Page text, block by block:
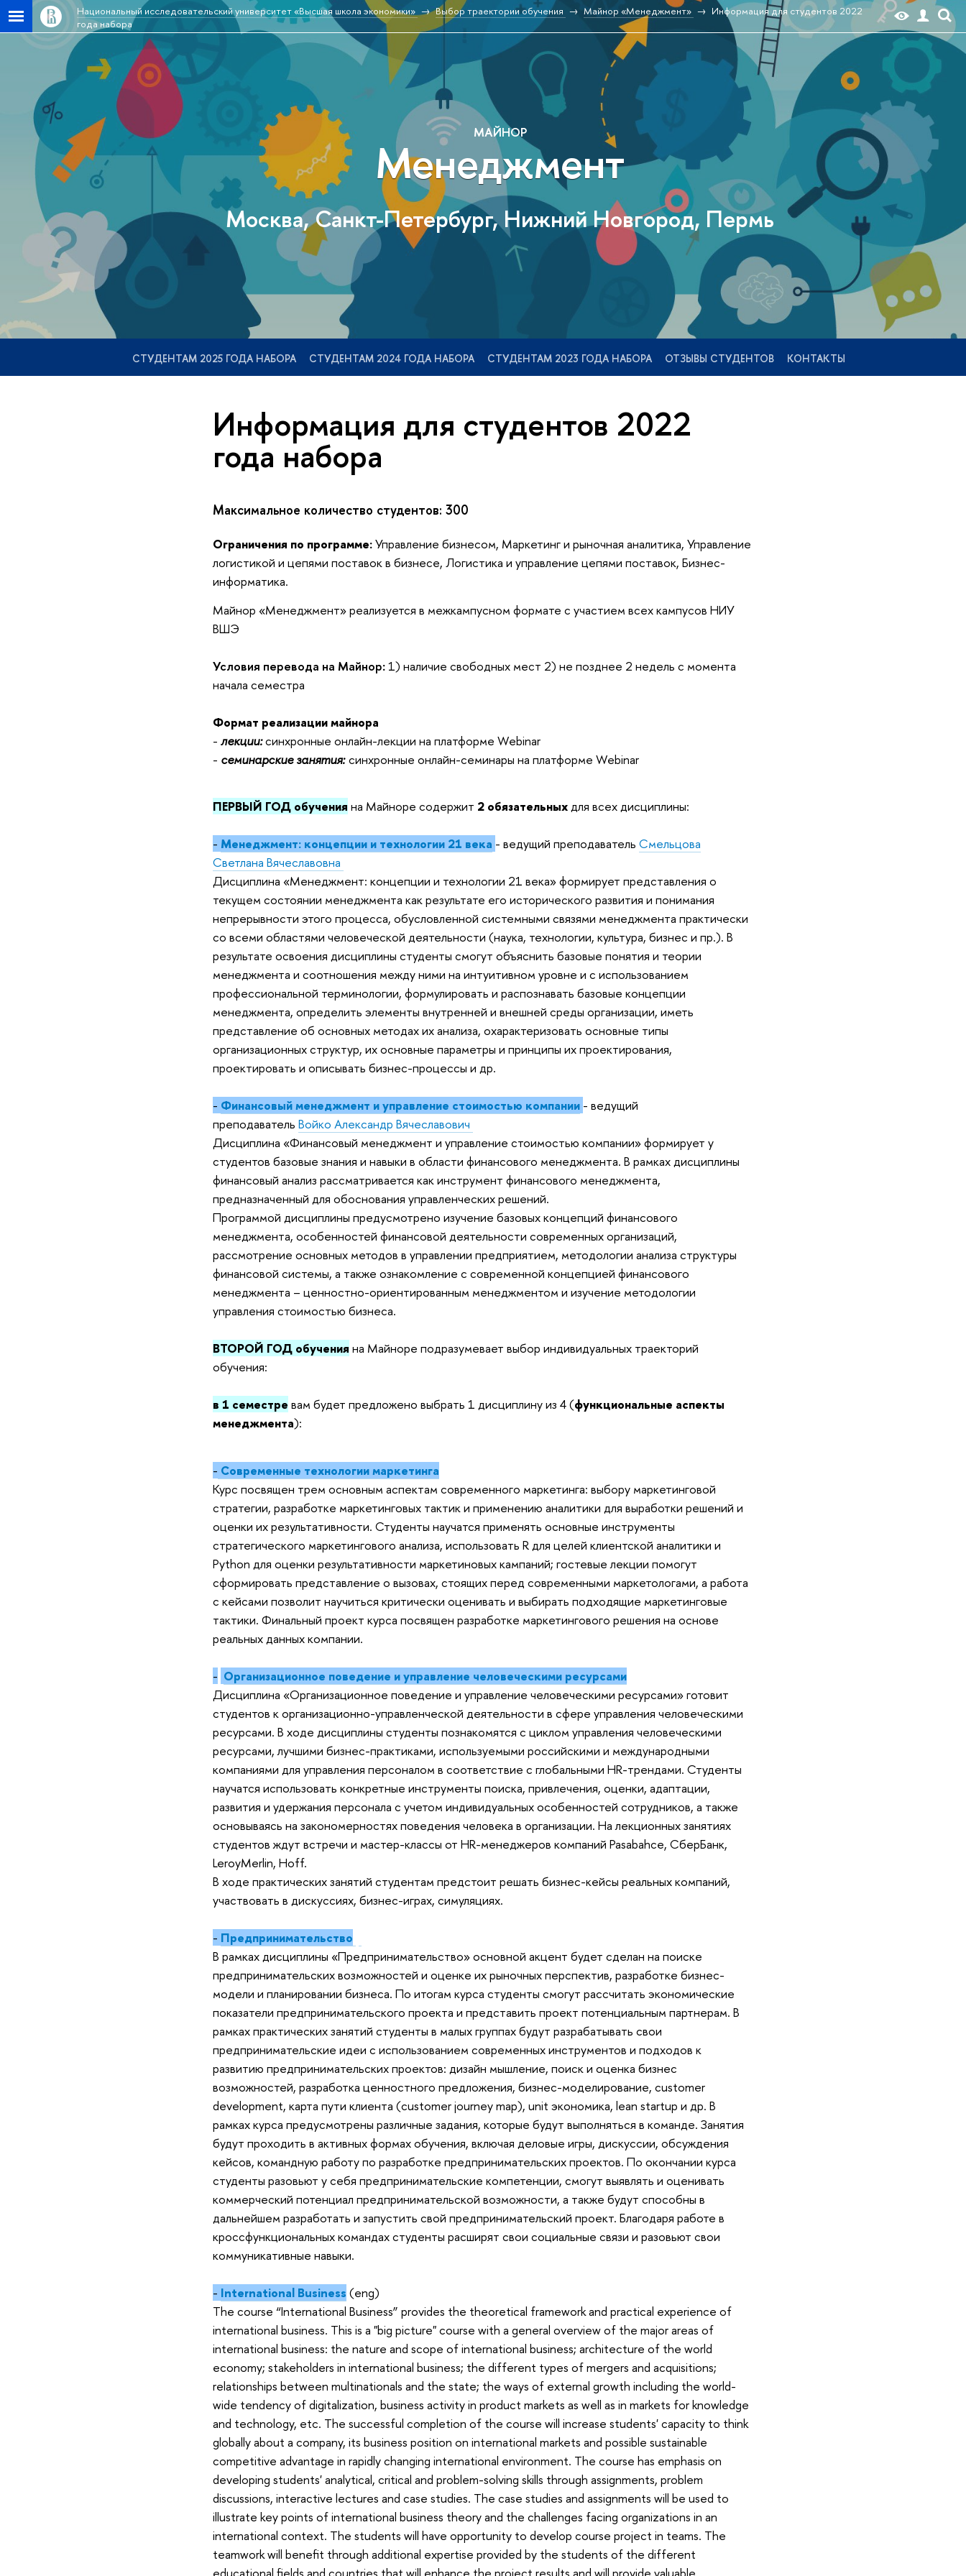
Национальный исследовательский университет «Высшая школа экономики» Выбор траектории обучения Майнор «Менеджмент»
Информация для студентов 2022
года набора
МАЙНОР
Менеджмент
Москва, Санкт-Петербург, Нижний Новгород, Пермь
СТУДЕНТАМ 2025 ГОДА НАБОРА СТУДЕНТАМ 2024 ГОДА НАБОРА СТУДЕНТАМ 2023 ГОДА НАБОРА ОТЗЫВЫ СТУДЕНТОВ КОНТАКТЫ
Информация для студентов 2022
года набора
Максимальное количество студентов: 300
Ограничения по программе:Управление бизнесом, Маркетинг и рыночная аналитика, Управление
логистикой и цепями поставок в бизнесе, Логистика и управление цепями поставок, Бизнес-
информатика.
Майнор «Менеджмент» реализуется в межкампусном формате с участием всех кампусов НИУ
ВШЭ
Условия перевода на Майнор:1) наличие свободных мест 2) не позднее 2 недель с момента
начала семестра
Формат реализации майнора
- лекции:синхронные онлайн-лекции на платформе Webinar
- семинарские занятия: синхронные онлайн-семинары на платформе Webinar
ПЕРВЫЙ ГОД обучения на Майноре содержит 2 обязательныхдля всех дисциплины:
- Менеджмент: концепции и технологии 21 века - ведущий преподаватель Смельцова
Светлана Вячеславовна
Дисциплина «Менеджмент: концепции и технологии 21 века» формирует представления о
текущем состоянии менеджмента как результате его исторического развития и понимания
непрерывности этого процесса, обусловленной системными связями менеджмента практически
со всеми областями человеческой деятельности (наука, технологии, культура, бизнес и пр.). В
результате освоения дисциплины студенты смогут объяснить базовые понятия и теории
менеджмента и соотношения между ними на интуитивном уровне и с использованием
профессиональной терминологии, формулировать и распознавать базовые концепции
менеджмента, определить элементы внутренней и внешней среды организации, иметь
представление об основных методах их анализа, охарактеризовать основные типы
организационных структур, их основные параметры и принципы их проектирования,
проектировать и описывать бизнес-процессы и др.
- Финансовый менеджмент и управление стоимостью компании - ведущий
преподаватель Войко Александр Вячеславович
Дисциплина «Финансовый менеджмент и управление стоимостью компании» формирует у
студентов базовые знания и навыки в области финансового менеджмента. В рамках дисциплины
финансовый анализ рассматривается как инструмент финансового менеджмента,
предназначенный для обоснования управленческих решений.
Программой дисциплины предусмотрено изучение базовых концепций финансового
менеджмента, особенностей финансовой деятельности современных организаций,
рассмотрение основных методов в управлении предприятием, методологии анализа структуры
финансовой системы, а также ознакомление с современной концепцией финансового
менеджмента – ценностно-ориентированным менеджментом и изучение методологии
управления стоимостью бизнеса.
ВТОРОЙ ГОД обучения на Майноре подразумевает выбор индивидуальных траекторий
обучения:
в 1 семестре вам будет предложено выбрать 1 дисциплину из 4 (функциональные аспекты
менеджмента):
- Современные технологии маркетинга
Курс посвящен трем основным аспектам современного маркетинга: выбору маркетинговой
стратегии, разработке маркетинговых тактик и применению аналитики для выработки решений и
оценки их результативности. Студенты научатся применять основные инструменты
стратегического маркетингового анализа, использовать R для целей клиентской аналитики и
Python для оценки результативности маркетиновых кампаний; гостевые лекции помогут
сформировать представление о вызовах, стоящих перед современными маркетологами, а работа
с кейсами позволит научиться критически оценивать и выбирать подходящие маркетинговые
тактики. Финальный проект курса посвящен разработке маркетингового решения на основе
реальных данных компании.
- Организационное поведение и управление человеческими ресурсами
Дисциплина «Организационное поведение и управление человеческими ресурсами» готовит
студентов к организационно-управленческой деятельности в сфере управления человеческими
ресурсами. В ходе дисциплины студенты познакомятся с циклом управления человеческими
ресурсами, лучшими бизнес-практиками, используемыми российскими и международными
компаниями для управления персоналом в соответствие с глобальными HR-трендами. Студенты
научатся использовать конкретные инструменты поиска, привлечения, оценки, адаптации,
развития и удержания персонала с учетом индивидуальных особенностей сотрудников, а также
основываясь на закономерностях поведения человека в организации. На лекционных занятиях
студентов ждут встречи и мастер-классы от HR-менеджеров компаний Pasabahce, СберБанк,
LeroyMerlin, Hoff.
В ходе практических занятий студентам предстоит решать бизнес-кейсы реальных компаний,
участвовать в дискуссиях, бизнес-играх, симуляциях.
- Предпринимательство
В рамках дисциплины «Предпринимательство» основной акцент будет сделан на поиске
предпринимательских возможностей и оценке их рыночных перспектив, разработке бизнес-
модели и планировании бизнеса. По итогам курса студенты смогут рассчитать экономические
показатели предпринимательского проекта и представить проект потенциальным партнерам. В
рамках практических занятий студенты в малых группах будут разрабатывать свои
предпринимательские идеи с использованием современных инструментов и подходов к
развитию предпринимательских проектов: дизайн мышление, поиск и оценка бизнес
возможностей, разработка ценностного предложения, бизнес-моделирование, customer
development, карта пути клиента (customer journey map), unit экономика, lean startup и др. В
рамках курса предусмотрены различные задания, которые будут выполняться в команде. Занятия
будут проходить в активных формах обучения, включая деловые игры, дискуссии, обсуждения
кейсов, командную работу по разработке предпринимательских проектов. По окончании курса
студенты разовьют у себя предпринимательские компетенции, смогут выявлять и оценивать
коммерческий потенциал предпринимательской возможности, а также будут способны в
дальнейшем разработать и запустить свой предпринимательский проект. Благодаря работе в
кроссфункциональных командах студенты расширят свои социальные связи и разовьют свои
коммуникативные навыки.
- International Business (eng)
The course “International Business” provides the theoretical framework and practical experience of
international business. This is a "big picture" course with a general overview of the major areas of
international business: the nature and scope of international business; architecture of the world
economy; stakeholders in international business; the different types of mergers and acquisitions;
relationships between multinationals and the state; the ways of external growth including the world-
wide tendency of digitalization, business activity in product markets as well as in markets for knowledge
and technology, etc. The successful completion of the course will increase students' capacity to think
globally about a company, its business position on international markets and possible sustainable
competitive advantage in rapidly changing international environment. The course has emphasis on
developing students' analytical, critical and problem-solving skills through assignments, problem
discussions, interactive lectures and case studies. The case studies and assignments will be used to
illustrate key points of international business theory and the challenges facing organizations in an
international context. The students will have opportunity to develop course project in teams. The
teamwork will benefit through additional expertise provided by the students of the different
educational fields and countries that will enhance the project results and will provide valuable